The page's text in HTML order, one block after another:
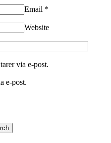
Email *
Website
via e-post.
e-post.